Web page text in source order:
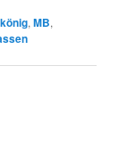
,MB,